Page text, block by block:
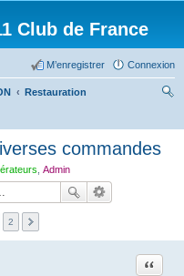
Club de France
Connexion
M’enregistrer
Restauration
commandes
Admin
2
Citation